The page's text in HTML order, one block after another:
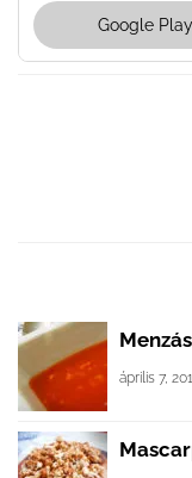
Google Play
április 7,